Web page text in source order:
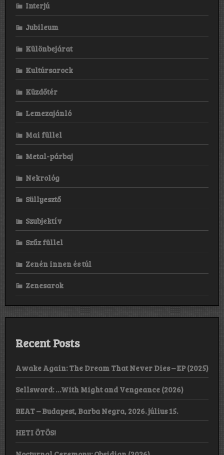
Interjú
Jubileum
Különbejárat
Kultúrsarock
Küzdőtér
Lemezajánló
Mai füllel
Metal-párbaj
Nekrológ
Süllyesztő
Szubjektív
Szűz füllel
Zenén innen és túl
Zenesarok
Recent Posts
Awake Again: The Dream That Never Dies – EP (2025)
Sellsword: …With Might and Vengeance (2026)
BEAT – Budapest, Barba Negra, 2026. július 15.
HETI ÖTÖS!